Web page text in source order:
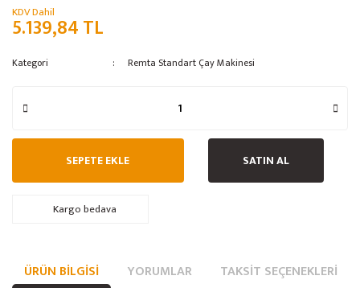
KDV Dahil
5.139,84 TL
Kategori Remta Standart Çay Makinesi
SEPETE EKLE SATIN AL
Kargo bedava
ÜRÜN BILGISI YORUMLAR TAKSIT SEÇENEKLERI